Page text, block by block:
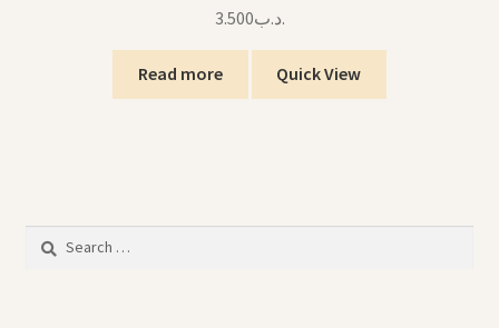
.د.ب3.500
Read more Quick View
Search